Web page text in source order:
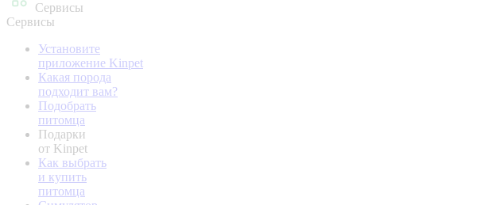
Сервисы
Сервисы
Установите
приложение Kinpet
Какая порода
подходит вам?
Подобрать
питомца
Подарки
от Kinpet
Как выбрать
и купить
питомца